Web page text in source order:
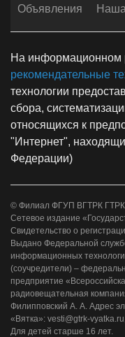
Объявления
На информационном
рекомендательные
технологии
сбора,
относящихся к
"Интернет",
Федерации)
© Филиал ФГУП ВГТРК ГТРК
Сетевое издание
Свидетельство о
Выдано Федеральной
информационных
(соучредители) –
предприятие
радиовещательная
Филипповский А. А. Адрес
«Вятка»: vesti@gtrk-
Для детей старше 16 лет.